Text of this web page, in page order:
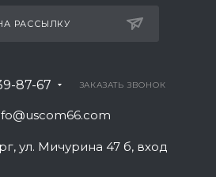
РАССЫЛКУ
87-67 ЗАКАЗАТЬ ЗВОНОК
ул. Мичурина 47 б, вход